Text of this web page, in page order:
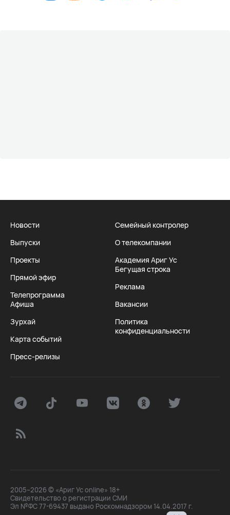
Новости
Выпуски
Проекты
Прямой эфир
Телепрограмма
Афиша
Зурхай
Карта событий
Пресс-релизы
Семейный контролер
О телекомпании
Академия Ариг Ус
Бегущая строка
Реклама
Вакансии
Политика
конфиденциальности
2005–2026 © «Ариг Ус online» 18+
Свидетельство о регистрации СМИ
Эл №ФС 77-69437 выдано Роскомнадзором 14.04.2017 г.